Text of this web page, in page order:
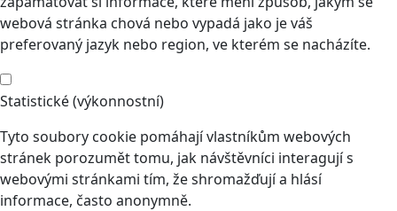
webová stránka chová nebo vypadá jako je váš
preferovaný jazyk nebo region, ve kterém se nacházíte.
Statistické (výkonnostní)
Tyto soubory cookie pomáhají vlastníkům webových
stránek porozumět tomu, jak návštěvníci interagují s
webovými stránkami tím, že shromažďují a hlásí
informace, často anonymně.